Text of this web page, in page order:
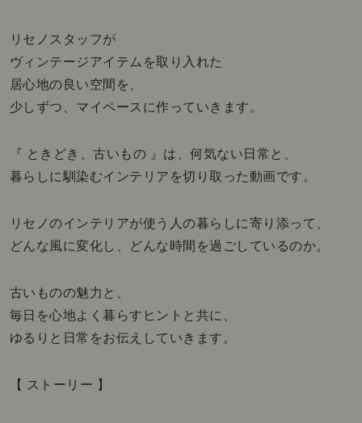
リセノスタッフが
ヴィンテージアイテムを取り入れた
居心地の良い空間を、
少しずつ、マイペースに作っていきます。
『 ときどき、古いもの 』は、何気ない日常と、
暮らしに馴染むインテリアを切り取った動画です。
リセノのインテリアが使う人の暮らしに寄り添って、
どんな風に変化し、どんな時間を過ごしているのか。
古いものの魅力と、
毎日を心地よく暮らすヒントと共に、
ゆるりと日常をお伝えしていきます。
【 ストーリー 】